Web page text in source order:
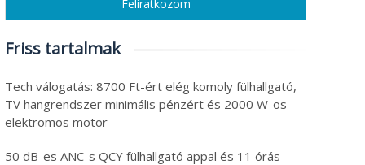
Friss tartalmak
Tech válogatás: 8700 Ft-ért elég komoly fülhallgató,
TV hangrendszer minimális pénzért és 2000 W-os
elektromos motor
50 dB-es ANC-s QCY fülhallgató appal és 11 órás